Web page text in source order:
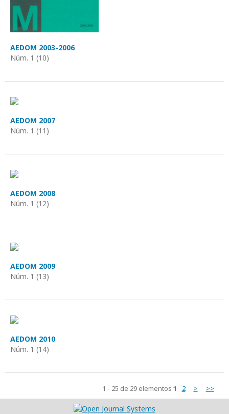
AEDOM 2003-2006
Núm. 1 (10)
AEDOM 2007
Núm. 1 (11)
AEDOM 2008
Núm. 1 (12)
AEDOM 2009
Núm. 1 (13)
AEDOM 2010
Núm. 1 (14)
1 - 25 de 29 elementos 1 2 > >>